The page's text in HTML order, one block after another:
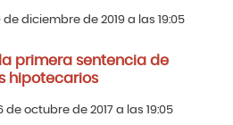
de diciembre de 2019 a las 19:05
primera sentencia de
hipotecarios
de octubre de 2017 a las 19:05